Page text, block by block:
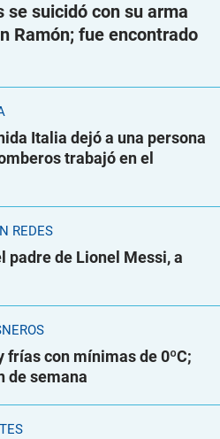
se suicidó con su arma
Ramón; fue encontrado
Italia dejó a una persona
trabajó en el
REDES
padre de Lionel Messi, a
frías con mínimas de 0ºC;
de semana